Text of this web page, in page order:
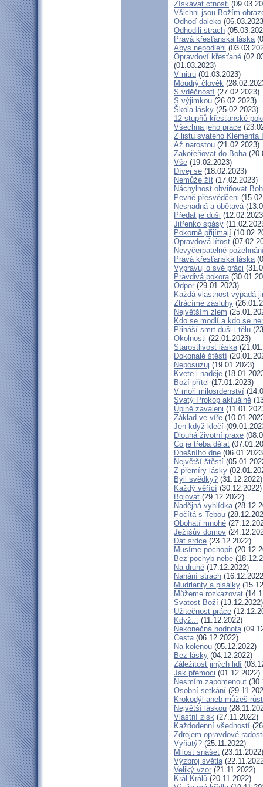
Získávat ctnosti
Všichni jsou Božím
Odhoď daleko
Odhodili strach
Pravá křesťanská láska
Abys nepodlehl
Opravdoví křesťané
(01.03.2023)
V nitru (01.03.2023)
Moudrý člověk
S vděčností (27.02.2023)
S výjimkou (26.02.2023)
Škola lásky (25.02.2023)
12 stupňů křesťanské
Všechna jeho práce
Z listu svatého Klementa
Až narostou (21.02.2023)
Zakořeňovat do Boha
Vše (19.02.2023)
Dívej se (18.02.2023)
Nemůže žít (17.02.2023)
Náchylnost obviňovat
Pevně přesvědčeni
Nesnadná a obětavá
Předat je duši
Jitřenko spásy
Pokorně přijímají
Opravdová lítost
Nevyčerpatelné
Pravá křesťanská láska
Vypravuj o své práci
Pravdivá pokora
Odpor (29.01.2023)
Každá vlastnost vypadá
Ztrácíme zásluhy
Největším zlem
Kdo se modlí a kdo se
Přináší smrt duši i tělu
Okolnosti (22.01.2023)
Starostlivost láska
Dokonalé štěstí
Neposuzuj (19.01.2023)
Kvete i naděje
Boží přítel (17.01.2023)
V moři milosrdenství
Svatý Prokop aktuálně
Úplně zavaleni
Základ ve víře
Jen když klečí
Dlouhá životní praxe
Co je třeba dělat
Dnešního dne
Největší štěstí
Z přemíry lásky
Byli svědky? (31.12.2022)
Každý věřící (30.12.2022)
Bojovat (29.12.2022)
Nadějná vyhlídka
Počítá s Tebou
Obohatí mnohé
Ježíšův domov
Dát srdce (23.12.2022)
Musíme pochopit
Bez pochyb nebe
Na druhé (17.12.2022)
Nahání strach
Mudrlanty a pisálky
Můžeme rozkazovat
Svatost Boží (13.12.2022)
Užitečnost práce
Když... (11.12.2022)
Nekonečná hodnota
Cesta(06.12.2022)
Na kolenou (05.12.2022)
Bez lásky (04.12.2022)
Záležitost jiných lidí
Jak přemoci (01.12.2022)
Nesmím zapomenout
Osobní setkání
Krokodýl aneb můžeš
Největší láskou
Vlastní zisk (27.11.2022)
Každodenní všedností
Zdrojem opravdové
Vyňatý? (25.11.2022)
Milost snášet (23.11.2022)
Výzbroj světla
Veliký vzor (21.11.2022)
Král Králů (20.11.2022)